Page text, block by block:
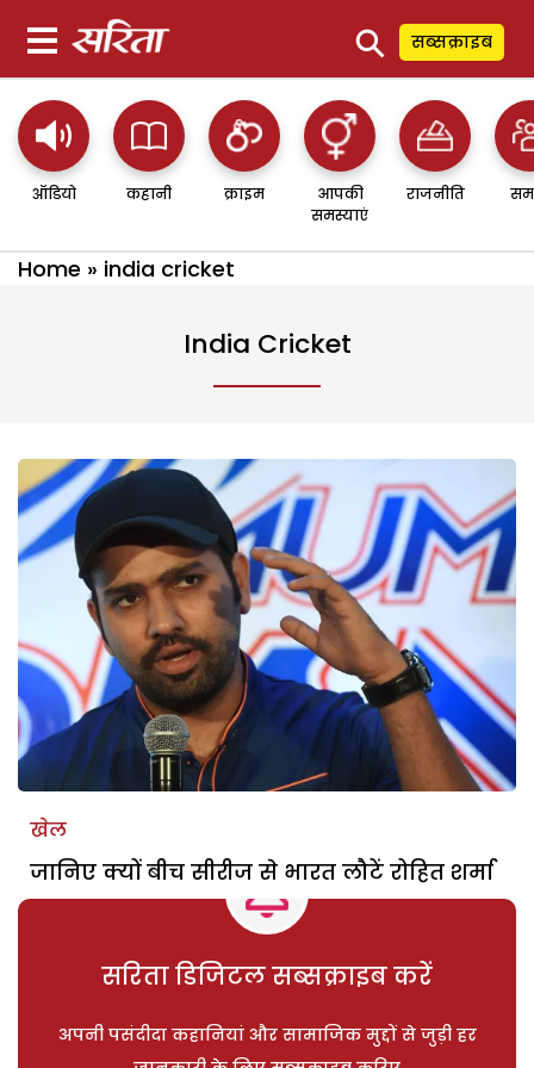
⚲ सब्सक्राइब
ऑडियो कहानी क्राइम
आपकी
समस्याएं
राजनीति
Home » india cricket
India Cricket
खेल
जानिए क्यों बीच सीरीज से भारत लौटें रोहित शर्मा
सरिता डिजिटल सब्सक्राइब करें
अपनी पसंदीदा कहानियां और सामाजिक मुद्दों से जुड़ी हर